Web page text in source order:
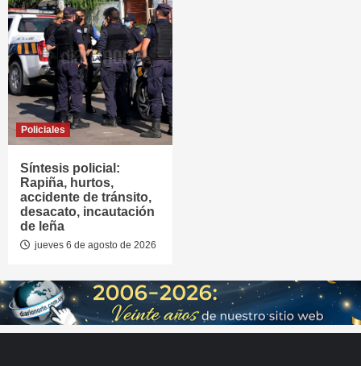
Policiales
Síntesis policial:
Rapiña, hurtos,
accidente de tránsito,
desacato, incautación
de leña
jueves 6 de agosto de 2026